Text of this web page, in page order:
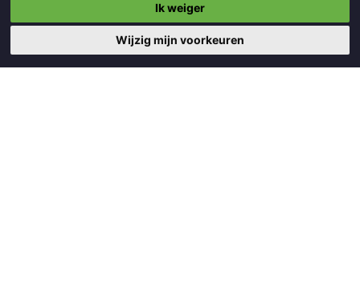
Ik weiger
Wijzig mijn voorkeuren